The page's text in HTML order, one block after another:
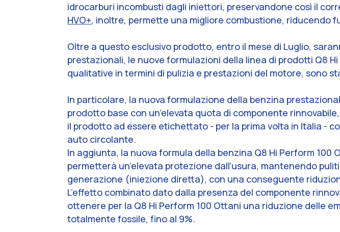
idrocarburi incombusti dagli iniettori, preservandone così il
HVO+, inoltre, permette una migliore combustione, riducendo
Oltre a questo esclusivo prodotto, entro il mese di Luglio,
prestazionali, le nuove formulazioni della linea di prodotti Q8
qualitative in termini di pulizia e prestazioni del motore, sono
In particolare, la nuova formulazione della benzina
prodotto base con un’elevata quota di componente
il prodotto ad essere etichettato - per la prima volta in Italia -
auto circolante.
In aggiunta, la nuova formula della benzina Q8 Hi Perform
permetterà un’elevata protezione dall’usura, mantenendo
generazione (iniezione diretta), con una conseguente
L’effetto combinato dato dalla presenza del componente
ottenere per la Q8 Hi Perform 100 Ottani una riduzione delle
totalmente fossile, fino al 9%.